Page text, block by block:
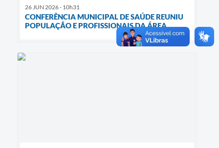
26 JUN 2026 - 10h31
CONFERÊNCIA MUNICIPAL DE SAÚDE REUNIU
POPULAÇÃO E PROFISSIONAIS DA ÁREA